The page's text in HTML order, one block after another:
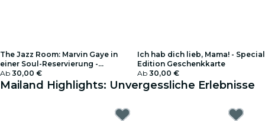
The Jazz Room: Marvin Gaye in
einer Soul-Reservierung -
Geschenkkarte
Ab 30,00 €
Ich hab dich lieb, Mama! - Special
Edition Geschenkkarte
Ab 30,00 €
Mailand Highlights: Unvergessliche Erlebnisse